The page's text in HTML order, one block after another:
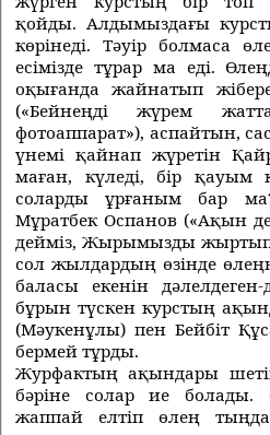
қойды. Алдымыздағы
көрiнедi. Тәуiр болмаса
есiмiзде тұрар ма едi.
оқығанда жайнатып
(«Бейнеңдi жүрем
фотоаппарат»), аспайтын,
үнемi қайнап жүретiн
маған, күледi, бiр қауым
соларды ұрғаным бар
Мұратбек Оспанов («Ақын
деймiз, Жырымызды жыртып
сол жылдардың өзiнде
баласы екенiн
бұрын түскен курстың
(Мәукенұлы) пен Бейбiт
бермей тұрды.
Журфактың ақындары
бәрiне солар ие болады.
жаппай елтiп өлең